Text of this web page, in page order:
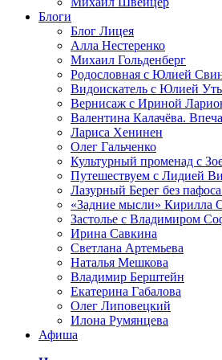
Блоги
Блог Лицея
Алла Нестеренко
Михаил Гольденберг
Родословная с Юлией
Видоискатель с Юлией
Вернисаж с Ириной
Валентина Калачёва.
Лариса Хенинен
Олег Гальченко
Культурный променад с
Путешествуем с Лидией
Лазурный Берег без
«Задние мысли» Кирилла
Застолье с Владимиром
Ирина Савкина
Светлана Артемьева
Наталья Мешкова
Владимир Берштейн
Екатерина Габалова
Олег Липовецкий
Илона Румянцева
Афиша